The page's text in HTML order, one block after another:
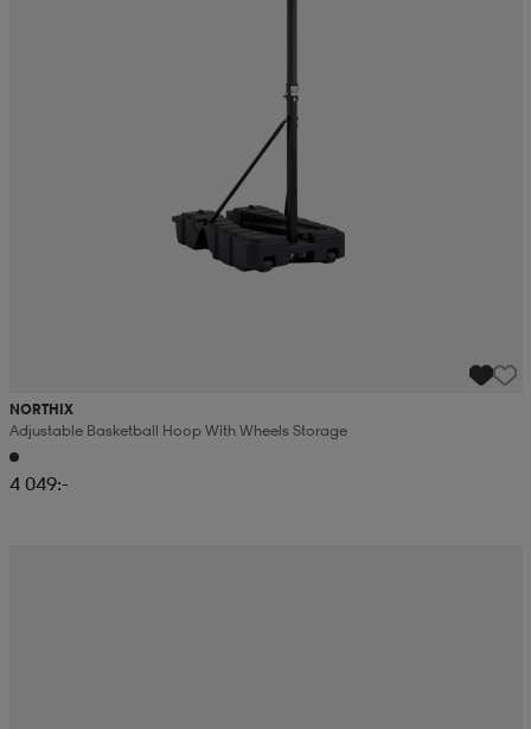
NORTHIX
Adjustable Basketball Hoop With Wheels Storage
4 049:-